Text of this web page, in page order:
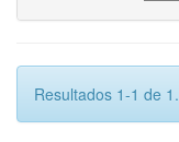
Resultados 1-1 de 1.